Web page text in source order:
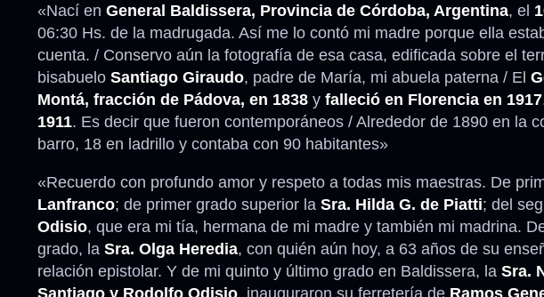
«Nací en General Baldissera, Provincia de Córdoba, Argentina, el
06:30 Hs. de la madrugada. Así me lo contó mi madre porque ella
cuenta. / Conservo aún la fotografía de esa casa, edificada sobre el
bisabuelo Santiago Giraudo, padre de María, mi abuela paterna / El
Montá, fracción de Pádova, en 1838 y falleció en Florencia en 1917
1911. Es decir que fueron contemporáneos / Alrededor de 1890 en la
barro, 18 en ladrillo y contaba con 90 habitantes»
«Recuerdo con profundo amor y respeto a todas mis maestras. De
Lanfranco; de primer grado superior la Sra. Hilda G. de Piatti; del
Odisio, que era mi tía, hermana de mi madre y también mi madrina.
grado, la Sra. Olga Heredia, con quién aún hoy, a 63 años de su
relación epistolar. Y de mi quinto y último grado en Baldissera, la Sra.
Santiago y Rodolfo Odisio, inauguraron su ferretería de Ramos